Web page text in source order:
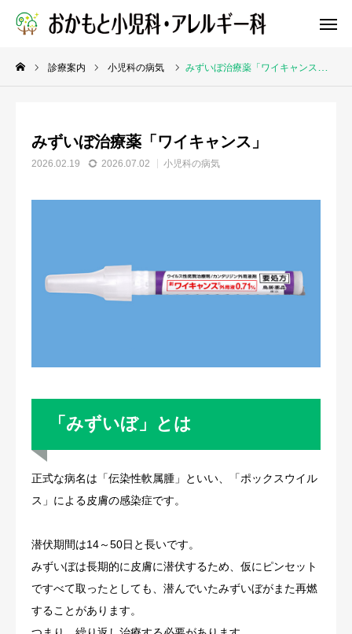
診療案内 小児科の病気 みずいぼ治療薬「ワイキャンス」
みずいぼ治療薬「ワイキャンス」
2026.02.19 2026.07.02 小児科の病気
「みずいぼ」とは
正式な病名は「伝染性軟属腫」といい、「ポックスウイル
ス」による皮膚の感染症です。
潜伏期間は14～50日と長いです。
みずいぼは長期的に皮膚に潜伏するため、仮にピンセット
ですべて取ったとしても、潜んでいたみずいぼがまた再燃
することがあります。
院長ブログ
診療時間・アクセス